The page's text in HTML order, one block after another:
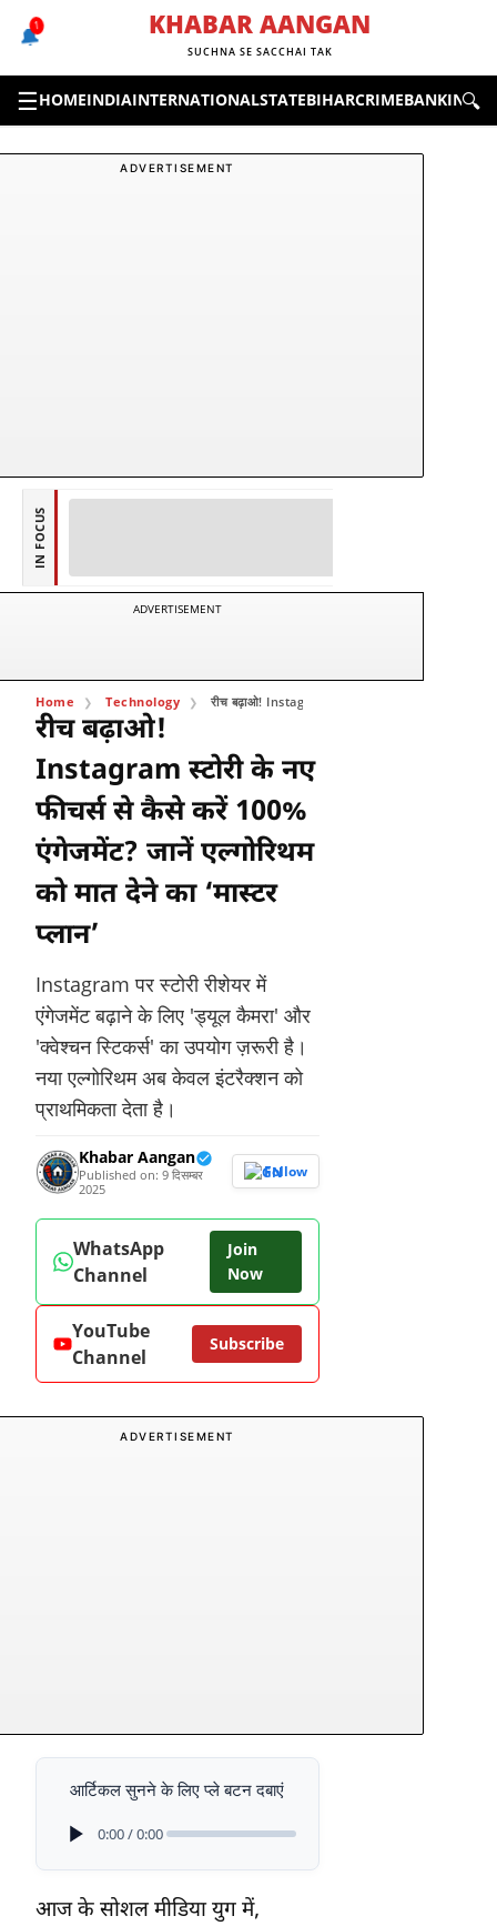
Skip
🔔
1 KHABAR AANGAN
SUCHNA SE SACCHAI TAK
☰HOMEINDIAINTERNATIONALSTATEBIHARCRIMEBANKING &
🔍
ADVERTISEMENT
IN FOCUS
ADVERTISEMENT
Home Technology रीच बढ़ाओ! Instagram स्टोरी के नए फीचर्स से कैसे करें
रीच बढ़ाओ!
Instagram स्टोरी के नए
फीचर्स से कैसे करें 100%
एंगेजमेंट? जानें एल्गोरिथम
को मात देने का ‘मास्टर
प्लान’
Instagram पर स्टोरी रीशेयर में
एंगेजमेंट बढ़ाने के लिए 'ड्यूल कैमरा' और
'क्वेश्चन स्टिकर्स' का उपयोग ज़रूरी है।
नया एल्गोरिथम अब केवल इंटरैक्शन को
प्राथमिकता देता है।
Khabar Aangan
Published on: 9 दिसम्बर
2025
Follow
WhatsApp
Channel
Join
Now
YouTube
Channel
Subscribe
ADVERTISEMENT
आर्टिकल सुनने के लिए प्ले बटन दबाएं
0:00 / 0:00
आज के सोशल मीडिया युग में,